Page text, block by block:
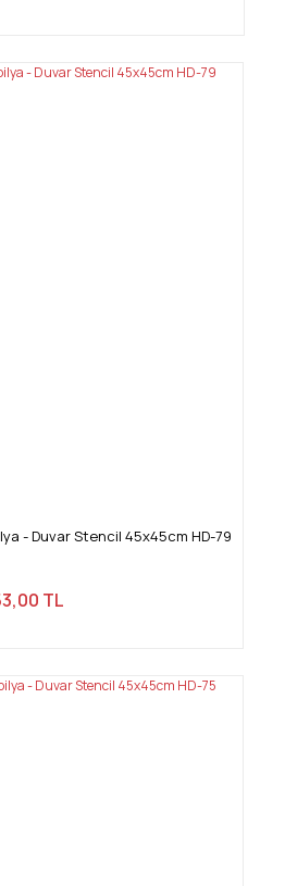
- Duvar Stencil 45x45cm HD-79
TL